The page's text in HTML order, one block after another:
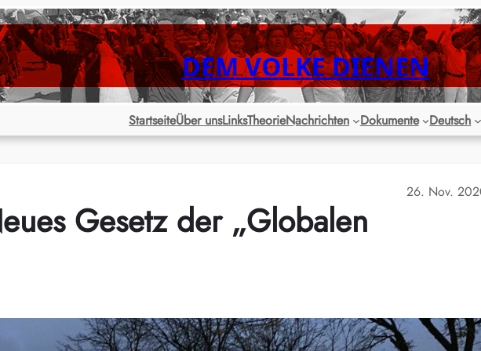
DEM VOLKE DIENEN
StartseiteÜber unsLinksTheorieNachrichten Dokumente Deutsch
26. Nov.
Gesetz der „Globalen